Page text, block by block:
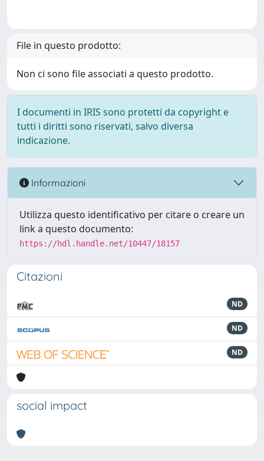
File in questo prodotto:
Non ci sono file associati a questo prodotto.
I documenti in IRIS sono protetti da copyright e
tutti i diritti sono riservati, salvo diversa
indicazione.
Informazioni
Utilizza questo identificativo per citare o creare un
link a questo documento:
https://hdl.handle.net/10447/18157
Citazioni
ND
ND
ND
social impact